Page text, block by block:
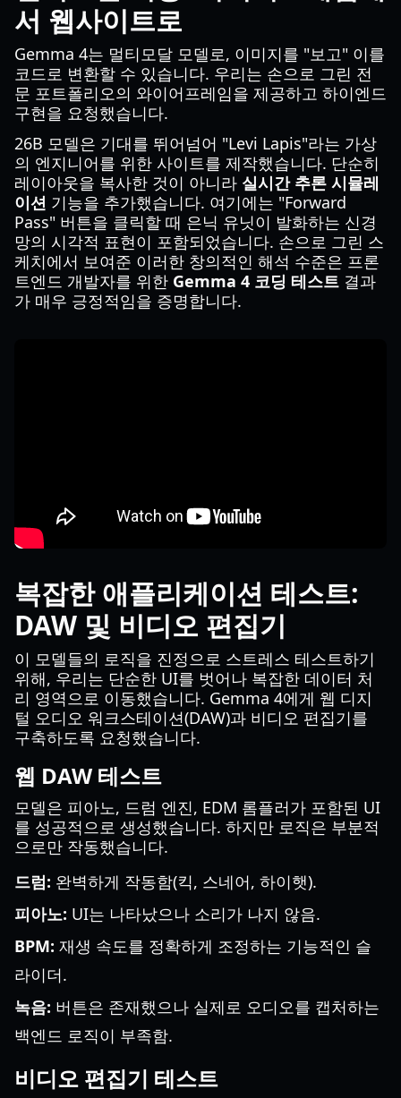
서 웹사이트로
Gemma 4는 멀티모달 모델로, 이미지를 "보고" 이를
코드로 변환할 수 있습니다. 우리는 손으로 그린 전
문 포트폴리오의 와이어프레임을 제공하고 하이엔드
구현을 요청했습니다.
26B 모델은 기대를 뛰어넘어 "Levi Lapis"라는 가상
의 엔지니어를 위한 사이트를 제작했습니다. 단순히
레이아웃을 복사한 것이 아니라 실시간 추론 시뮬레
이션 기능을 추가했습니다. 여기에는 "Forward
Pass" 버튼을 클릭할 때 은닉 유닛이 발화하는 신경
망의 시각적 표현이 포함되었습니다. 손으로 그린 스
케치에서 보여준 이러한 창의적인 해석 수준은 프론
트엔드 개발자를 위한 Gemma 4 코딩 테스트 결과
가 매우 긍정적임을 증명합니다.
복잡한 애플리케이션 테스트:
DAW 및 비디오 편집기
이 모델들의 로직을 진정으로 스트레스 테스트하기
위해, 우리는 단순한 UI를 벗어나 복잡한 데이터 처
리 영역으로 이동했습니다. Gemma 4에게 웹 디지
털 오디오 워크스테이션(DAW)과 비디오 편집기를
구축하도록 요청했습니다.
웹 DAW 테스트
모델은 피아노, 드럼 엔진, EDM 롬플러가 포함된 UI
를 성공적으로 생성했습니다. 하지만 로직은 부분적
으로만 작동했습니다.
드럼: 완벽하게 작동함(킥, 스네어, 하이햇).
피아노: UI는 나타났으나 소리가 나지 않음.
BPM: 재생 속도를 정확하게 조정하는 기능적인 슬
라이더.
녹음: 버튼은 존재했으나 실제로 오디오를 캡처하는
백엔드 로직이 부족함.
비디오 편집기 테스트